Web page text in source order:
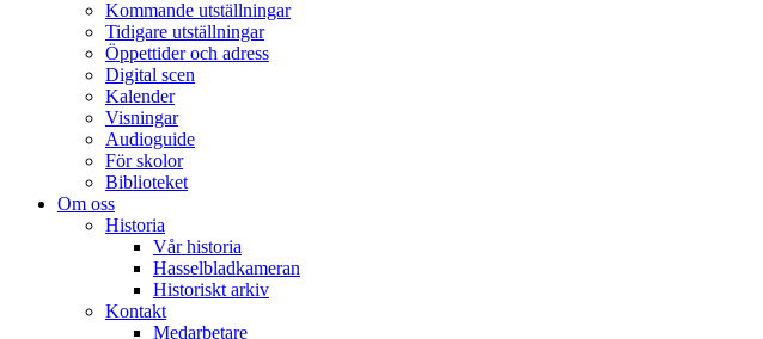
Kommande utställningar
Tidigare utställningar
Öppettider och adress
Digital scen
Kalender
Visningar
Audioguide
För skolor
Biblioteket
Om oss
Historia
Vår historia
Hasselbladkameran
Historiskt arkiv
Kontakt
Medarbetare